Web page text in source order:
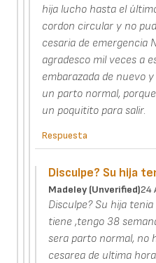
hija lucho hasta el
cordon circular y no
cesaria de emergencia
agradesco mil veces a
embarazada de nuevo
un parto normal,
un poquitito para salir.
Respuesta
Disculpe? Su hija
Madeley (unverified)24
Disculpe? Su hija
tiene ,tengo 38
sera parto normal, no
cesarea de ultima